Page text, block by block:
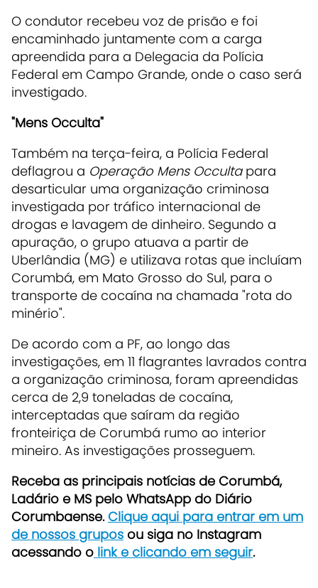
O condutor recebeu voz de prisão e foi
encaminhado juntamente com a carga
apreendida para a Delegacia da Polícia
Federal em Campo Grande, onde o caso será
investigado.
"Mens Occulta"
Também na terça-feira, a Polícia Federal
deflagrou a Operação Mens Occultapara
desarticular uma organização criminosa
investigada por tráfico internacional de
drogas e lavagem de dinheiro. Segundo a
apuração, o grupo atuava a partir de
Uberlândia (MG) e utilizava rotas que incluíam
Corumbá, em Mato Grosso do Sul, para o
transporte de cocaína na chamada "rota do
minério".
De acordo com a PF, ao longo das
investigações, em 11 flagrantes lavrados contra
a organização criminosa, foram apreendidas
cerca de 2,9 toneladas de cocaína,
interceptadas que saíram da região
fronteiriça de Corumbá rumo ao interior
mineiro. As investigações prosseguem.
Receba as principais notícias de Corumbá,
Ladário e MS pelo WhatsApp do Diário
Corumbaense.Clique aqui para entrar em um
de nossos grupos ou siga no Instagram
acessando o link e clicando em seguir.